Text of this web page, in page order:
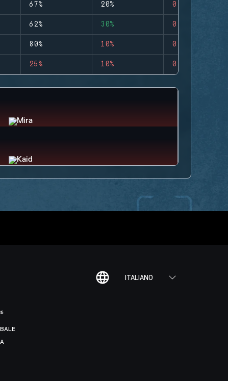
67% 20% 0
62% 30% 0
80% 10% 0
25% 10% 0
ITALIANO